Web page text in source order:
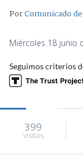
PorComunicado
Miércoles 18 junio
Seguimos criterios
399
visitas